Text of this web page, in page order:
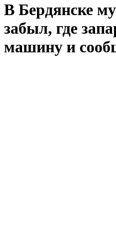
В Бердянске
забыл, где
машину и